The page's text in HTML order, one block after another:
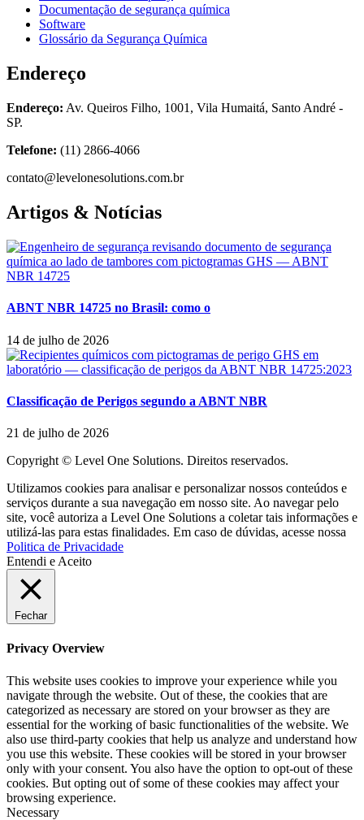
Documentação de segurança química
Software
Glossário da Segurança Química
Endereço
Endereço: Av. Queiros Filho, 1001, Vila Humaitá, Santo André -
SP.
Telefone: (11) 2866-4066
contato@levelonesolutions.com.br
Artigos & Notícias
ABNT NBR 14725 no Brasil: como o
14 de julho de 2026
Classificação de Perigos segundo a ABNT NBR
21 de julho de 2026
Copyright © Level One Solutions. Direitos reservados.
Utilizamos cookies para analisar e personalizar nossos conteúdos e
serviços durante a sua navegação em nosso site. Ao navegar pelo
site, você autoriza a Level One Solutions a coletar tais informações e
utilizá-las para estas finalidades. Em caso de dúvidas, acesse nossa
Politica de Privacidade
Entendi e Aceito
Fechar
Privacy Overview
This website uses cookies to improve your experience while you
navigate through the website. Out of these, the cookies that are
categorized as necessary are stored on your browser as they are
essential for the working of basic functionalities of the website. We
also use third-party cookies that help us analyze and understand how
you use this website. These cookies will be stored in your browser
only with your consent. You also have the option to opt-out of these
cookies. But opting out of some of these cookies may affect your
browsing experience.
Necessary